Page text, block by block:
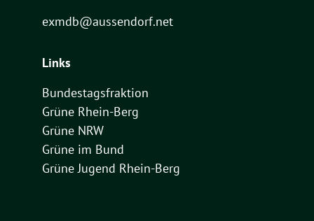
exmdb@aussendorf.net
Links
Bundestagsfraktion
Grüne Rhein-Berg
Grüne NRW
Grüne im Bund
Grüne Jugend Rhein-Berg